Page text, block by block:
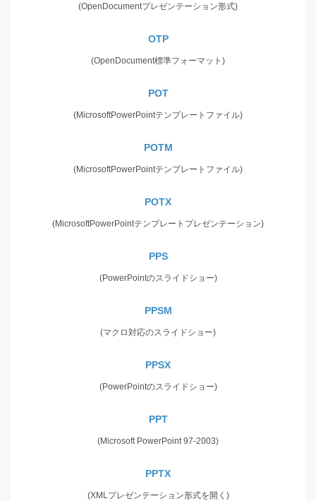
(OpenDocumentプレゼンテーション形式)
OTP
(OpenDocument標準フォーマット)
POT
(MicrosoftPowerPointテンプレートファイル)
POTM
(MicrosoftPowerPointテンプレートファイル)
POTX
(MicrosoftPowerPointテンプレートプレゼンテーション)
PPS
(PowerPointのスライドショー)
PPSM
(マクロ対応のスライドショー)
PPSX
(PowerPointのスライドショー)
PPT
(Microsoft PowerPoint 97-2003)
PPTX
(XMLプレゼンテーション形式を開く)